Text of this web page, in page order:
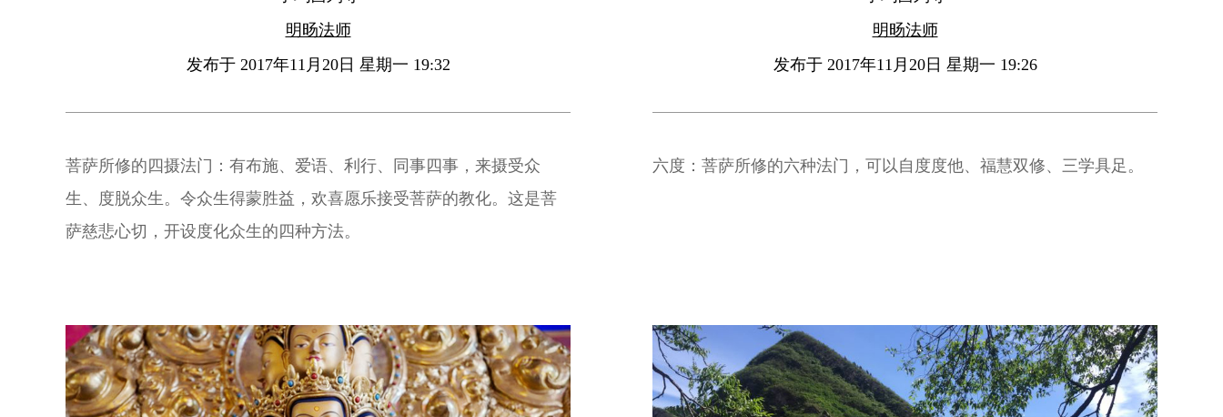
明旸法师
发布于 2017年11月20日 星期一 19:32
菩萨所修的四摄法门：有布施、爱语、利行、同事四事，来摄受众
生、度脱众生。令众生得蒙胜益，欢喜愿乐接受菩萨的教化。这是菩
萨慈悲心切，开设度化众生的四种方法。
明旸法师
发布于 2017年11月20日 星期一 19:26
六度：菩萨所修的六种法门，可以自度度他、福慧双修、三学具足。